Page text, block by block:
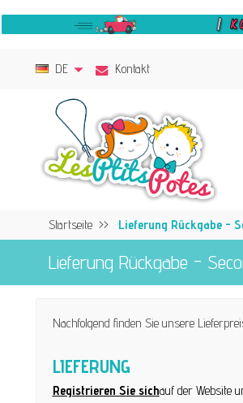
DE Kontakt
Startseite Lieferung Rückgabe -
Lieferung Rückgabe -
Nachfolgend finden Sie unsere
LIEFERUNG
Registrieren Sie sichauf der Website